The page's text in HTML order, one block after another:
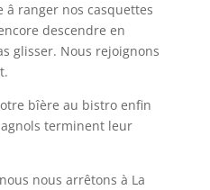
â ranger nos casquettes
descendre en
glisser. Nous rejoignons
bîère au bistro enfin
terminent leur
nous arrêtons à La